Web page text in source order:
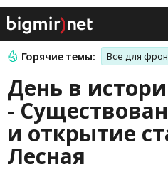
Горячие темы: Все для
День в
-
и открытие
Лесная